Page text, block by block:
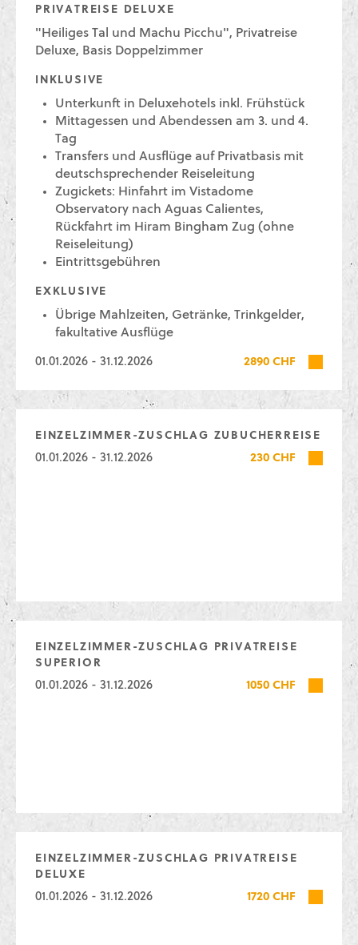
PRIVATREISE DELUXE
"Heiliges Tal und Machu Picchu", Privatreise
Deluxe, Basis Doppelzimmer
INKLUSIVE
Unterkunft in Deluxehotels inkl. Frühstück
Mittagessen und Abendessen am 3. und 4.
Tag
Transfers und Ausflüge auf Privatbasis mit
deutschsprechender Reiseleitung
Zugickets: Hinfahrt im Vistadome
Observatory nach Aguas Calientes,
Rückfahrt im Hiram Bingham Zug (ohne
Reiseleitung)
Eintrittsgebühren
EXKLUSIVE
Übrige Mahlzeiten, Getränke, Trinkgelder,
fakultative Ausflüge
01.01.2026 - 31.12.2026 2890 CHF
EINZELZIMMER-ZUSCHLAG ZUBUCHERREISE
01.01.2026 - 31.12.2026
230 CHF
EINZELZIMMER-ZUSCHLAG PRIVATREISE
SUPERIOR
01.01.2026 - 31.12.2026
1050 CHF
EINZELZIMMER-ZUSCHLAG PRIVATREISE
DELUXE
01.01.2026 - 31.12.2026
1720 CHF